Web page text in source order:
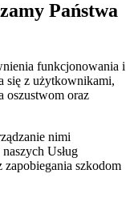
Państwa
funkcjonowania i
się z użytkownikami,
oszustwom oraz
nimi
Usług
szkodom